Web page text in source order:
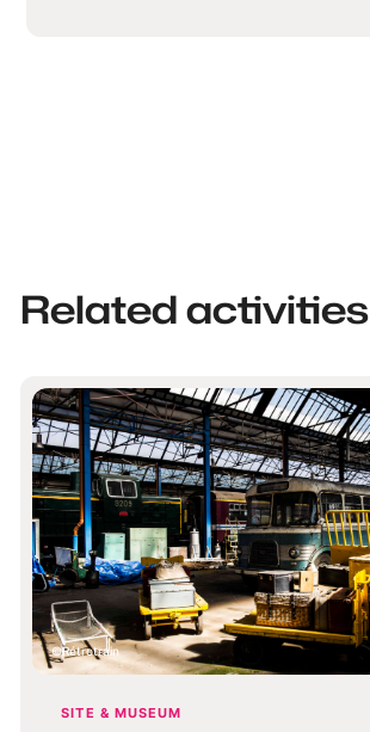
Related activities
Rétrotrain
SITE & MUSEUM